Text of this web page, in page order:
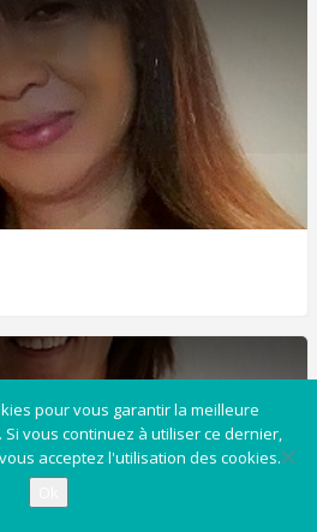
pour vous garantir la meilleure
vous continuez à utiliser ce dernier,
acceptez l'utilisation des cookies.